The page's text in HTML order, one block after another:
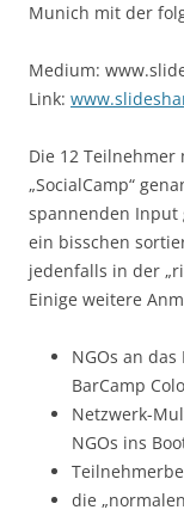
Munich mit der
Medium:
Link:
Die 12
„SocialCamp“
spannenden Input
ein bisschen
jedenfalls in der
Einige weitere
NGOs an
BarCamp
Netzwerk-
NGOs ins
die